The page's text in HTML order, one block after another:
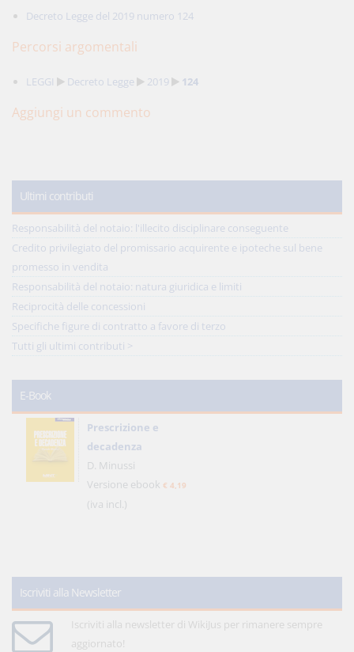
Decreto Legge del 2019 numero 124
Percorsi argomentali
LEGGI Decreto Legge 2019 124
Aggiungi un commento
Ultimi contributi
Responsabilità del notaio: l'illecito disciplinare conseguente
Credito privilegiato del promissario acquirente e ipoteche sul bene
promesso in vendita
Responsabilità del notaio: natura giuridica e limiti
Reciprocità delle concessioni
Specifiche figure di contratto a favore di terzo
Tutti gli ultimi contributi >
E-Book
Prescrizione e
decadenza
D. Minussi
Versione ebook € 4,19
(iva incl.)
Iscriviti alla Newsletter
Iscriviti alla newsletter di WikiJus per rimanere sempre
aggiornato!